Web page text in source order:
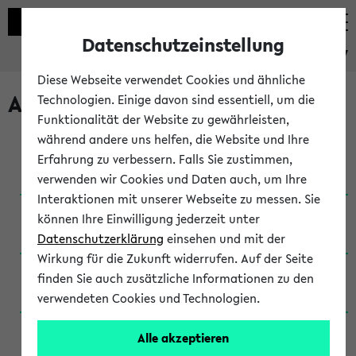
eKVV
Archivierte Studiengänge
Anglistik: British and American Studies / B.A.
(Einschreibung bis WiSe 16/17)
Anglistik: British and American Studies / B.A.
(Einschreibung bis SoSe 2015)
Anglistik: British and American Studies / B.A.
(Einschreibung bis SoSe 2013)
Anglistik: British and American Studies / Ba
(Einschreibung bis SoSe 2011)
Datenschutzeinstellung
Diese Webseite verwendet Cookies und ähnliche
Technologien. Einige davon sind essentiell, um die
Funktionalität der Website zu gewährleisten,
während andere uns helfen, die Website und Ihre
Erfahrung zu verbessern. Falls Sie zustimmen,
verwenden wir Cookies und Daten auch, um Ihre
Interaktionen mit unserer Webseite zu messen. Sie
können Ihre Einwilligung jederzeit unter
Datenschutzerklärung einsehen und mit der
Wirkung für die Zukunft widerrufen. Auf der Seite
finden Sie auch zusätzliche Informationen zu den
verwendeten Cookies und Technologien.
Alle akzeptieren